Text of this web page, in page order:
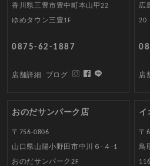
香川県三豊市豊中町本山甲22
ゆめタウン三豊1F
0875-62-1887
店舗詳細 ブログ
広
20
店
おのだサンパーク店
〒756-0806
山口県山陽小野田市中川６-４-1
おのだサンパーク2F
イ
〒
鳥